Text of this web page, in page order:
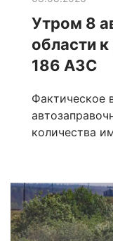
Утром 8
области
186 АЗС
Фактическое
количества